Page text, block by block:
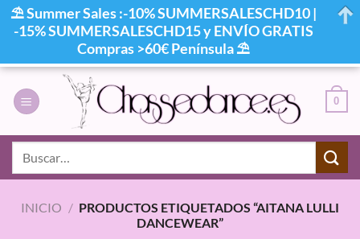
contenido
0
INICIO / PRODUCTOS ETIQUETADOS “AITANA LULLI
DANCEWEAR”
⛱ Summer Sales :-10% SUMMERSALESCHD10 |
-15% SUMMERSALESCHD15 y ENVÍO GRATIS
Compras >60€ Península ⛱